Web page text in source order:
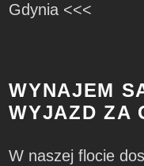
Gdynia <<<
WYNAJEM
WYJAZD ZA
W naszej flocie